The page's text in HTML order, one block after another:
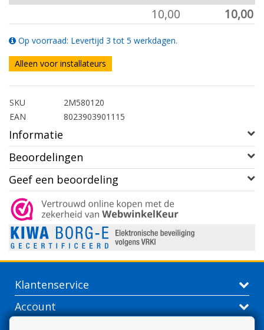
10,00 10,00
Op voorraad: Levertijd 3 tot 5 werkdagen.
Alleen voor installateurs
SKU
2M580120
EAN
8023903901115
Informatie
Beoordelingen
Geef een beoordeling
Klantenservice
Account